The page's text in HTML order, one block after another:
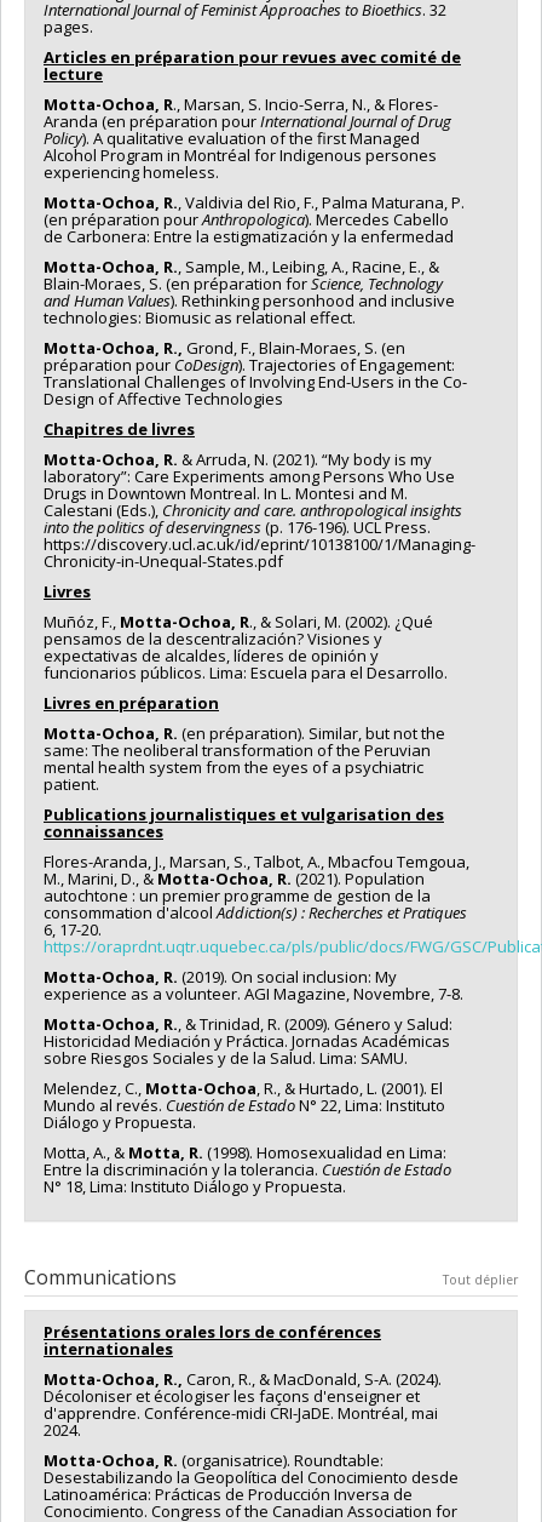
International Journal of Feminist Approaches to Bioethics. 32
pages.
Articles en préparation pour revues avec comité de
lecture
Motta-Ochoa, R., Marsan, S. Incio-Serra, N., & Flores-
Aranda (en préparation pourInternational Journal of Drug
Policy). A qualitative evaluation of the first Managed
Alcohol Program in Montréal for Indigenous persones
experiencing homeless.
Motta-Ochoa, R., Valdivia del Rio, F., Palma Maturana, P.
(en préparation pourAnthropologica). Mercedes Cabello
de Carbonera: Entre la estigmatización y la enfermedad
Motta-Ochoa, R., Sample, M., Leibing, A., Racine, E., &
Blain-Moraes, S. (en préparation forScience, Technology
and Human Values). Rethinking personhood and inclusive
technologies: Biomusic as relational effect.
Motta-Ochoa, R., Grond, F., Blain-Moraes, S. (en
préparation pour CoDesign). Trajectories of Engagement:
Translational Challenges of Involving End-Users in the Co-
Design of Affective Technologies
Chapitres de livres
Motta-Ochoa, R. & Arruda, N. (2021). “My body is my
laboratory”: Care Experiments among Persons Who Use
Drugs in Downtown Montreal. In L. Montesi and M.
Calestani (Eds.), Chronicity and care. anthropological insights
into the politics of deservingness(p. 176-196). UCL Press.
https://discovery.ucl.ac.uk/id/eprint/10138100/1/Managing-
Chronicity-in-Unequal-States.pdf
Livres
Muñóz, F., Motta-Ochoa, R., & Solari, M. (2002). ¿Qué
pensamos de la descentralización? Visiones y
expectativas de alcaldes, líderes de opinión y
funcionarios públicos. Lima: Escuela para el Desarrollo.
Livres en préparation
Motta-Ochoa, R. (en préparation). Similar, but not the
same: The neoliberal transformation of the Peruvian
mental health system from the eyes of a psychiatric
patient.
Publications journalistiques et vulgarisation des
connaissances
Flores-Aranda, J., Marsan, S., Talbot, A., Mbacfou Temgoua,
M., Marini, D., & Motta-Ochoa, R. (2021). Population
autochtone : un premier programme de gestion de la
consommation d'alcoolAddiction(s) : Recherches et Pratiques
6, 17-20.
https://oraprdnt.uqtr.uquebec.ca/pls/public/docs/FWG/GSC/
Motta-Ochoa, R. (2019). On social inclusion: My
experience as a volunteer. AGI Magazine, Novembre, 7-8.
Motta-Ochoa, R., & Trinidad, R. (2009). Género y Salud:
Historicidad Mediación y Práctica. Jornadas Académicas
sobre Riesgos Sociales y de la Salud. Lima: SAMU.
Melendez, C., Motta-Ochoa, R., & Hurtado, L. (2001). El
Mundo al revés. Cuestión de EstadoN° 22, Lima: Instituto
Diálogo y Propuesta.
Motta, A., & Motta, R. (1998). Homosexualidad en Lima:
Entre la discriminación y la tolerancia. Cuestión de Estado
N° 18, Lima: Instituto Diálogo y Propuesta.
Communications Tout déplier
Présentations orales lors de conférences
internationales
Motta-Ochoa, R., Caron, R., & MacDonald, S-A. (2024).
Décoloniser et écologiser les façons d'enseigner et
d'apprendre. Conférence-midi CRI-JaDE. Montréal, mai
2024.
Motta-Ochoa, R. (organisatrice). Roundtable:
Desestabilizando la Geopolítica del Conocimiento desde
Latinoamérica: Prácticas de Producción Inversa de
Conocimiento. Congress of the Canadian Association for